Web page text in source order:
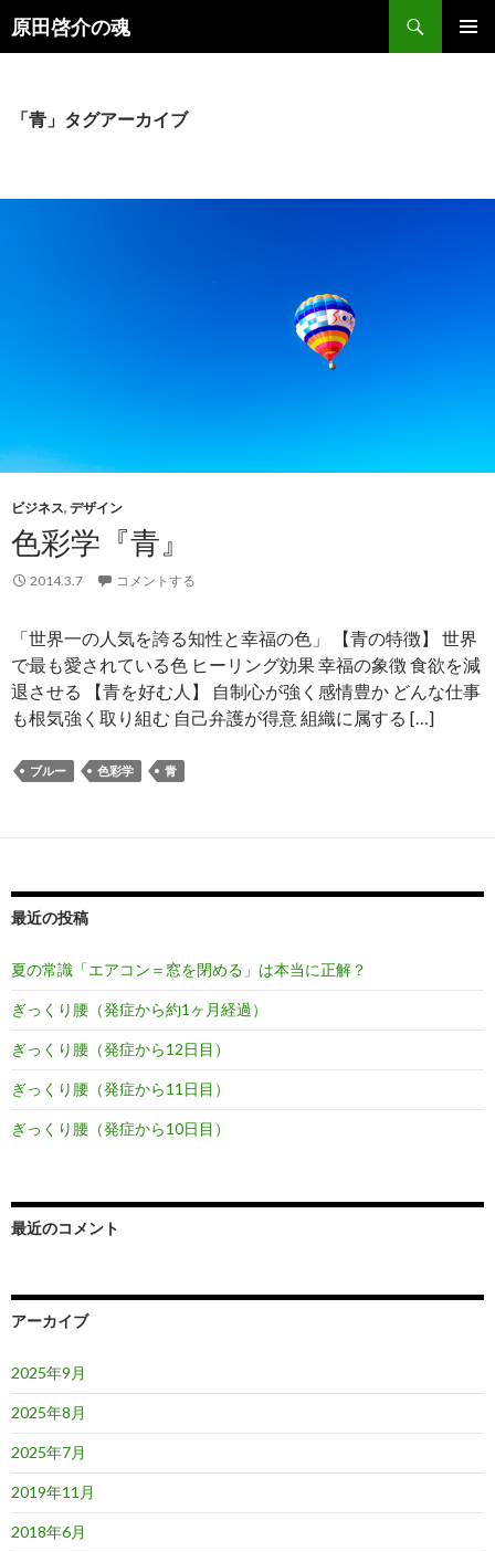
原田啓介の魂
索
ン「青」タグアーカイブ
ビジネス, デザイン
色彩学『青』
2014.3.7 コメントする
「世界一の人気を誇る知性と幸福の色」 【青の特徴】 世界
で最も愛されている色 ヒーリング効果 幸福の象徴 食欲を減
退させる 【青を好む人】 自制心が強く感情豊か どんな仕事
も根気強く取り組む 自己弁護が得意 組織に属する […]
ブルー 色彩学 青
最近の投稿
夏の常識「エアコン＝窓を閉める」は本当に正解？
ぎっくり腰（発症から約1ヶ月経過）
ぎっくり腰（発症から12日目）
ぎっくり腰（発症から11日目）
ぎっくり腰（発症から10日目）
最近のコメント
アーカイブ
2025年9月
2025年8月
2025年7月
2019年11月
2018年6月